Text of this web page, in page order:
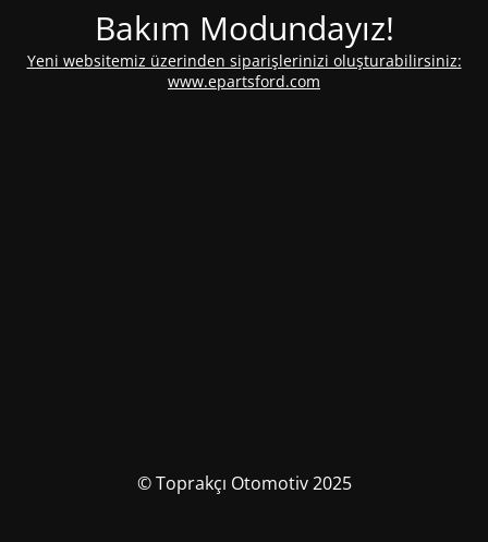
Bakım Modundayız!
Yeni websitemiz üzerinden siparişlerinizi oluşturabilirsiniz:
www.epartsford.com
© Toprakçı Otomotiv 2025